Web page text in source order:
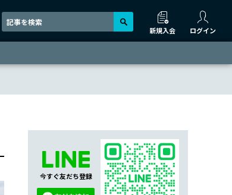
新規入会 ログイン
今すぐ友だち登録